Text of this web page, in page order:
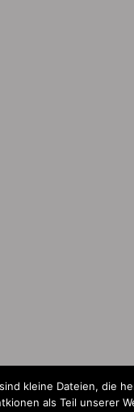
kleine Dateien, die
als Teil unserer